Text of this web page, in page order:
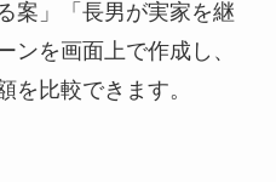
案」「長男が実家を継
ンを画面上で作成し、
を比較できます。